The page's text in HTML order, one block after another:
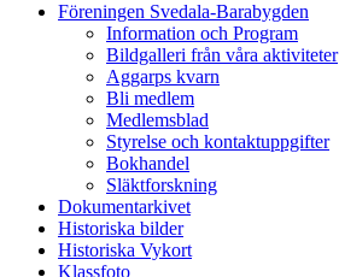
Föreningen Svedala-Barabygden
Information och Program
Bildgalleri från våra aktiviteter
Aggarps kvarn
Bli medlem
Medlemsblad
Styrelse och kontaktuppgifter
Bokhandel
Släktforskning
Dokumentarkivet
Historiska bilder
Historiska Vykort
Klassfoto